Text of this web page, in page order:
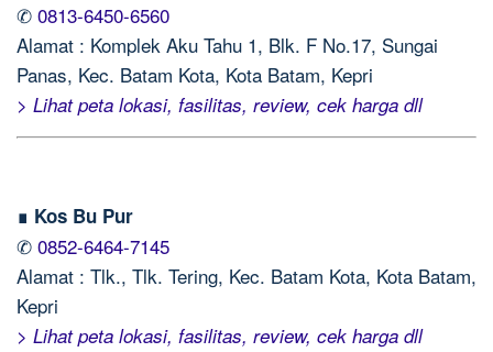
✆ 0813-6450-6560
Alamat : Komplek Aku Tahu 1, Blk. F No.17, Sungai
Panas, Kec. Batam Kota, Kota Batam, Kepri
> Lihat peta lokasi, fasilitas, review, cek harga dll
∎ Kos Bu Pur
✆ 0852-6464-7145
Alamat : Tlk., Tlk. Tering, Kec. Batam Kota, Kota Batam,
Kepri
> Lihat peta lokasi, fasilitas, review, cek harga dll